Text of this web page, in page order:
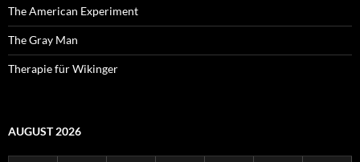
The American Experiment
The Gray Man
Therapie für Wikinger
AUGUST 2026